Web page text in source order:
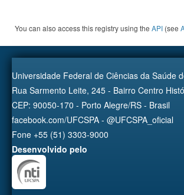
You can also access this registry using the API (see
Universidade Federal de Ciências da Saúde
Rua Sarmento Leite, 245 - Bairro Centro
CEP: 90050-170 - Porto Alegre/RS - Brasil
facebook.com/UFCSPA - @UFCSPA_oficial
Fone +55 (51) 3303-9000
Desenvolvido pelo